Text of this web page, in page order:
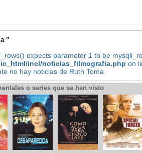
”
expects parameter 1 to be
incl/noticias_filmografia.php on
no hay noticias de Ruth Toma
o series que se han visto